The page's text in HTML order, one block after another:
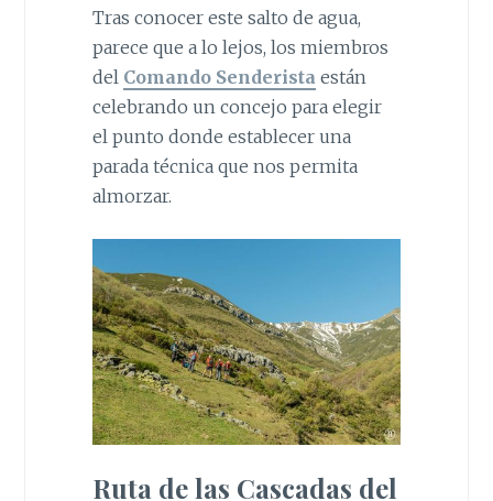
Tras conocer este salto de agua,
parece que a lo lejos, los miembros
del Comando Senderista están
celebrando un concejo para elegir
el punto donde establecer una
parada técnica que nos permita
almorzar.
Ruta de las Cascadas del